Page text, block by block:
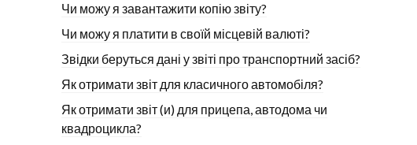
Чи можу я завантажити копію звіту?
Чи можу я платити в своїй місцевій валюті?
Звідки беруться дані у звіті про транспортний засіб?
Як отримати звіт для класичного автомобіля?
Як отримати звіт (и) для прицепа, автодома чи
квадроцикла?